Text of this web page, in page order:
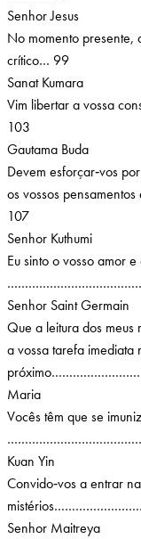
Senhor Jesus
No momento presente,
crítico… 99
Sanat Kumara
Vim libertar a vossa
103
Gautama Buda
Devem esforçar‑vos
os vossos
107
Senhor Kuthumi
Eu sinto o vosso amor
Senhor Saint Germain
Que a leitura dos meus
a vossa tarefa imediata
Maria
Vocês têm que se
Kuan Yin
Convido‑vos a entrar
Senhor Maitreya